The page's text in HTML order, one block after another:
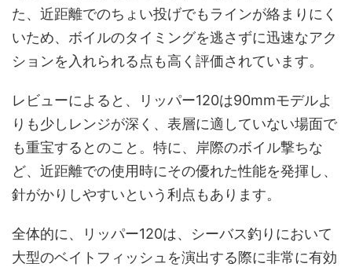
た、近距離でのちょい投げでもラインが絡まりにく
いため、ボイルのタイミングを逃さずに迅速なアク
ションを入れられる点も高く評価されています。
レビューによると、リッパー120は90mmモデルよ
りも少しレンジが深く、表層に適していない場面で
も重宝するとのこと。特に、岸際のボイル撃ちな
ど、近距離での使用時にその優れた性能を発揮し、
針がかりしやすいという利点もあります。
全体的に、リッパー120は、シーバス釣りにおいて
大型のベイトフィッシュを演出する際に非常に有効